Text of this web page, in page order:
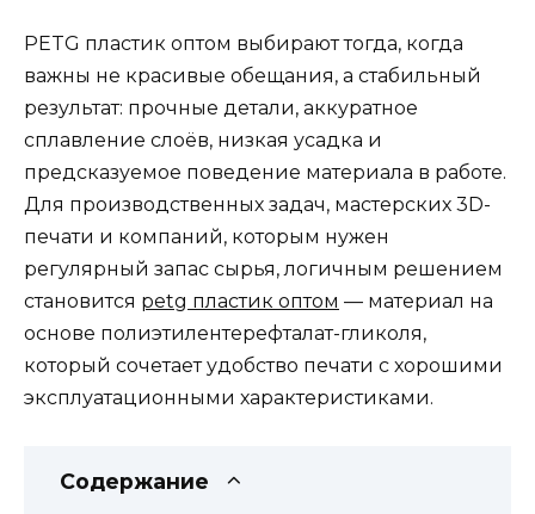
PETG пластик оптом выбирают тогда, когда
важны не красивые обещания, а стабильный
результат: прочные детали, аккуратное
сплавление слоёв, низкая усадка и
предсказуемое поведение материала в работе.
Для производственных задач, мастерских 3D-
печати и компаний, которым нужен
регулярный запас сырья, логичным решением
становится petg пластик оптом — материал на
основе полиэтилентерефталат-гликоля,
который сочетает удобство печати с хорошими
эксплуатационными характеристиками.
Содержание